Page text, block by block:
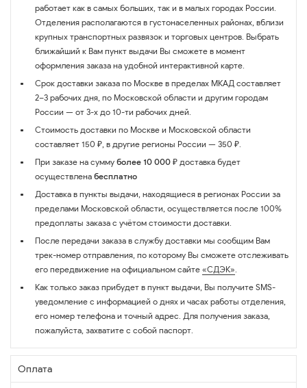
работает как в самых больших, так и в малых городах России.
Отделения располагаются в густонаселенных районах, вблизи
крупных транспортных развязок и торговых центров. Выбрать
ближайший к Вам пункт выдачи Вы сможете в момент
оформления заказа на удобной интерактивной карте.
Срок доставки заказа по Москве в пределах МКАД составляет
2–3 рабочих дня, по Московской области и другим городам
России — от 3-х до 10-ти рабочих дней.
Стоимость доставки по Москве и Московской области
составляет 150 ₽, в другие регионы России — 350 ₽.
При заказе на сумму более 10 000 ₽ доставка будет
осуществлена бесплатно
Доставка в пункты выдачи, находящиеся в регионах России за
пределами Московской области, осуществляется после 100%
предоплаты заказа с учётом стоимости доставки.
После передачи заказа в службу доставки мы сообщим Вам
трек-номер отправления, по которому Вы сможете отслеживать
его передвижение на официальном сайте «СДЭК».
Как только заказ прибудет в пункт выдачи, Вы получите SMS-
уведомление с информацией о днях и часах работы отделения,
его номер телефона и точный адрес. Для получения заказа,
пожалуйста, захватите с собой паспорт.
Оплата